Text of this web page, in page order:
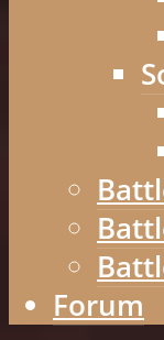
Forum